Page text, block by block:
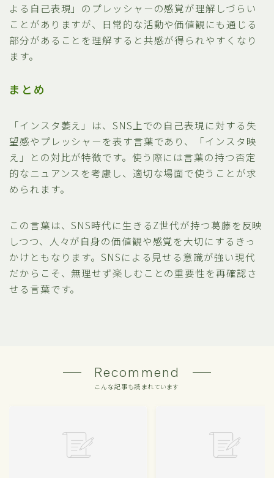
よる自己表現」のプレッシャーの感覚が理解しづらい
ことがありますが、日常的な活動や価値観にも通じる
部分があることを理解すると共感が得られやすくなり
ます。
まとめ
「インスタ萎え」は、SNS上での自己表現に対する失
望感やプレッシャーを表す言葉であり、「インスタ映
え」との対比が特徴です。使う際には言葉の持つ否定
的なニュアンスを考慮し、適切な場面で使うことが求
められます。
この言葉は、SNS時代に生きるZ世代が持つ葛藤を反映
しつつ、人々が自身の価値観や感覚を大切にするきっ
かけともなります。SNSによる見せる意識が強い現代
だからこそ、無理せず楽しむことの重要性を再確認さ
せる言葉です。
Recommend
こんな記事も読まれています